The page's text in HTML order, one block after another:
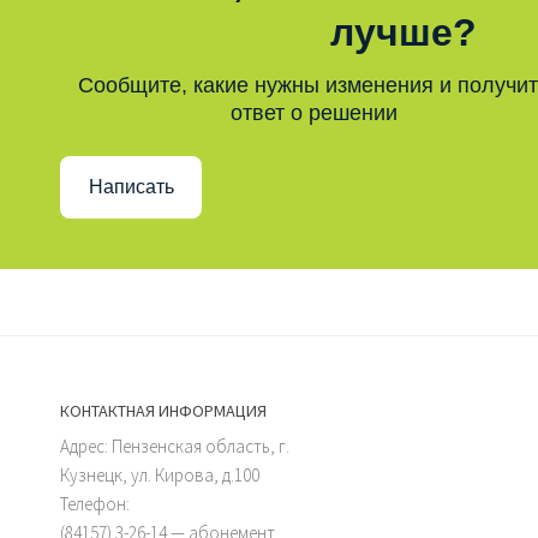
лучше?
Сообщите, какие нужны изменения и
ответ о решении
Написать
КОНТАКТНАЯ ИНФОРМАЦИЯ
Адрес: Пензенская область, г.
Кузнецк, ул. Кирова, д.100
Телефон:
(84157) 3-26-14 — абонемент